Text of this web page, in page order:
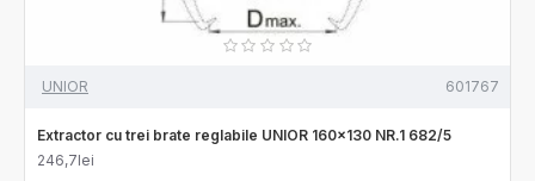
UNIOR 601767
Extractor cu trei brate reglabile UNIOR 160x130 NR.1 682/5
246,7lei